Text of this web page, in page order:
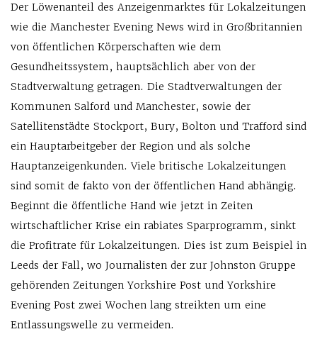
Der Löwenanteil des Anzeigenmarktes für Lokalzeitungen
wie die Manchester Evening News wird in Großbritannien
von öffentlichen Körperschaften wie dem
Gesundheitssystem, hauptsächlich aber von der
Stadtverwaltung getragen. Die Stadtverwaltungen der
Kommunen Salford und Manchester, sowie der
Satellitenstädte Stockport, Bury, Bolton und Trafford sind
ein Hauptarbeitgeber der Region und als solche
Hauptanzeigenkunden. Viele britische Lokalzeitungen
sind somit de fakto von der öffentlichen Hand abhängig.
Beginnt die öffentliche Hand wie jetzt in Zeiten
wirtschaftlicher Krise ein rabiates Sparprogramm, sinkt
die Profitrate für Lokalzeitungen. Dies ist zum Beispiel in
Leeds der Fall, wo Journalisten der zur Johnston Gruppe
gehörenden Zeitungen Yorkshire Post und Yorkshire
Evening Post zwei Wochen lang streikten um eine
Entlassungswelle zu vermeiden.